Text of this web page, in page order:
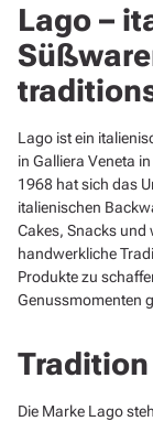
Lago –
Lago ist ein
in Galliera Veneta
1968 hat sich das
italienischen
Cakes, Snacks und
handwerkliche
Produkte zu
Genussmomenten
Die Marke Lago